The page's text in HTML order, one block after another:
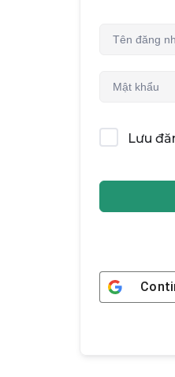
Lưu